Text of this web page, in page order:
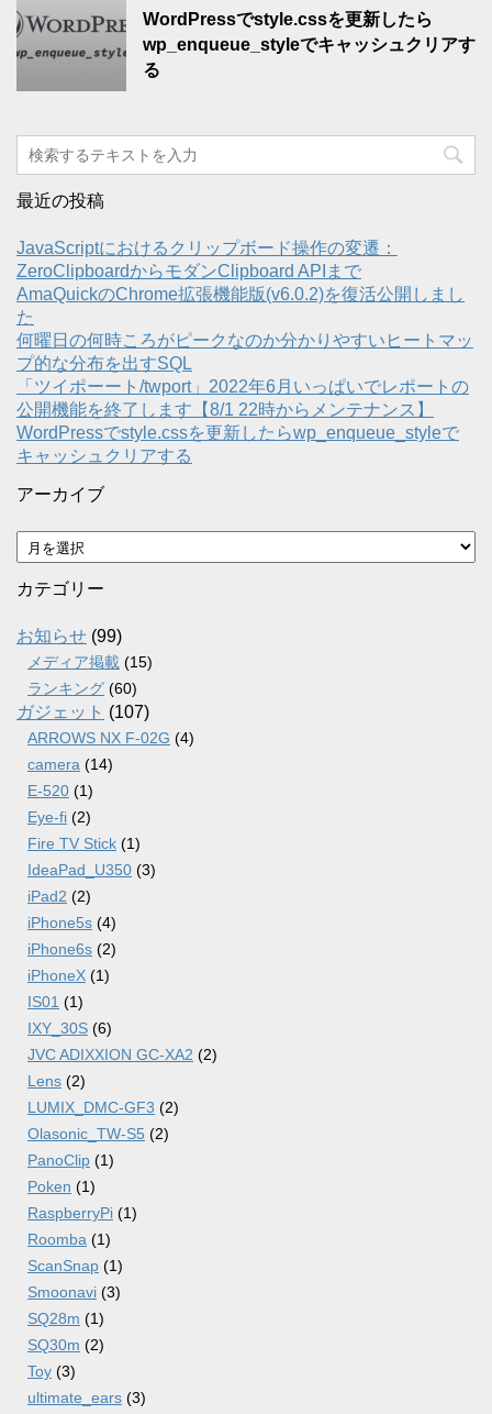
WordPressでstyle.cssを更新したら
wp_enqueue_styleでキャッシュクリアす
る
最近の投稿
JavaScriptにおけるクリップボード操作の変遷：
ZeroClipboardからモダンClipboard APIまで
AmaQuickのChrome拡張機能版(v6.0.2)を復活公開しまし
た
何曜日の何時ころがピークなのか分かりやすいヒートマッ
プ的な分布を出すSQL
「ツイポーート/twport」2022年6月いっぱいでレポートの
公開機能を終了します【8/1 22時からメンテナンス】
WordPressでstyle.cssを更新したらwp_enqueue_styleで
キャッシュクリアする
アーカイブ
ア
ー
カ
ブ
カテゴリー
お知らせ (99)
メディア掲載 (15)
ランキング (60)
ガジェット (107)
ARROWS NX F-02G (4)
camera (14)
E-520 (1)
Eye-fi (2)
Fire TV Stick (1)
IdeaPad_U350 (3)
iPad2 (2)
iPhone5s (4)
iPhone6s (2)
iPhoneX (1)
IS01 (1)
IXY_30S (6)
JVC ADIXXION GC-XA2 (2)
Lens (2)
LUMIX_DMC-GF3 (2)
Olasonic_TW-S5 (2)
PanoClip (1)
Poken (1)
RaspberryPi (1)
Roomba (1)
ScanSnap (1)
Smoonavi (3)
SQ28m (1)
SQ30m (2)
Toy (3)
ultimate_ears (3)